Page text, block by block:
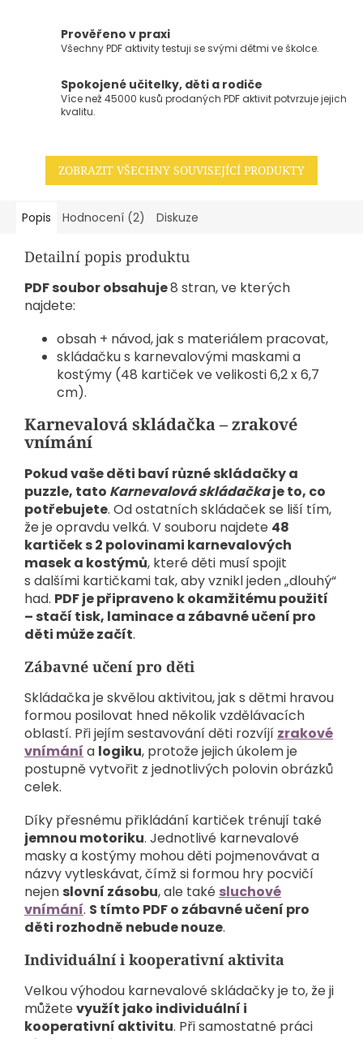
Prověřeno v praxi
Všechny PDF aktivity testuji se svými dětmi ve školce.
Spokojené učitelky, děti a rodiče
Více než 45000 kusů prodaných PDF aktivit potvrzuje jejich
kvalitu.
ZOBRAZIT VŠECHNY SOUVISEJÍCÍ PRODUKTY
Popis Hodnocení (2) Diskuze
Detailní popis produktu
PDF soubor obsahuje8 stran, ve kterých
najdete:
obsah + návod, jak s materiálem pracovat,
skládačku s karnevalovými maskami a
kostýmy (48 kartiček ve velikosti 6,2 x 6,7
cm).
Karnevalová skládačka – zrakové
vnímání
Pokud vaše děti baví různé skládačky a
puzzle, tato Karnevalová skládačkaje to, co
potřebujete. Od ostatních skládaček se liší tím,
že je opravdu velká. V souboru najdete 48
kartiček s 2 polovinami karnevalových
masek a kostýmů, které děti musí spojit
s dalšími kartičkami tak, aby vznikl jeden „dlouhý“
had. PDF je připraveno k okamžitému použití
– stačí tisk, laminace a zábavné učení pro
děti může začít.
Zábavné učení pro děti
Skládačka je skvělou aktivitou, jak s dětmi hravou
formou posilovat hned několik vzdělávacích
oblastí. Při jejím sestavování děti rozvíjí zrakové
vnímání a logiku, protože jejich úkolem je
postupně vytvořit z jednotlivých polovin obrázků
celek.
Díky přesnému přikládání kartiček trénují také
jemnou motoriku. Jednotlivé karnevalové
masky a kostýmy mohou děti pojmenovávat a
názvy vytleskávat, čímž si formou hry pocvičí
nejen slovní zásobu, ale také sluchové
vnímání. S tímto PDF o zábavné učení pro
děti rozhodně nebude nouze.
Individuální i kooperativní aktivita
Velkou výhodou karnevalové skládačky je to, že ji
můžetevyužít jako individuální i
kooperativní aktivitu. Při samostatné práci